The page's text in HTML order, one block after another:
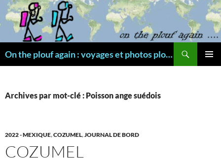
Aller
au
contenu
On the plouf again : voyages et photos plongée
Archives par mot-clé : Poisson ange suédois
2022 - MEXIQUE,COZUMEL,JOURNAL DE BORD
COZUMEL